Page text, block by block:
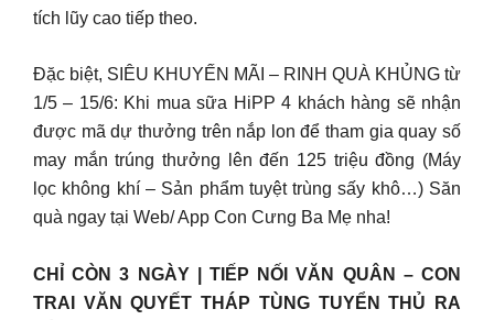
tích lũy cao tiếp theo.
Đặc biệt, SIÊU KHUYẾN MÃI – RINH QUÀ KHỦNG từ
1/5 – 15/6: Khi mua sữa HiPP 4 khách hàng sẽ nhận
được mã dự thưởng trên nắp lon để tham gia quay số
may mắn trúng thưởng lên đến 125 triệu đồng (Máy
lọc không khí – Sản phẩm tuyệt trùng sấy khô…) Săn
quà ngay tại Web/ App Con Cưng Ba Mẹ nha!
CHỈ CÒN 3 NGÀY | TIẾP NỐI VĂN QUÂN – CON
TRAI VĂN QUYẾT THÁP TÙNG TUYỂN THỦ RA